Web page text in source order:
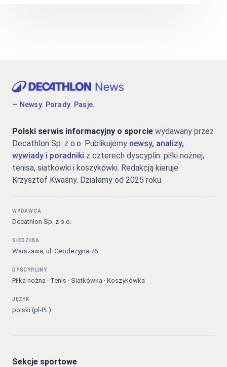
— Newsy. Porady. Pasje.
Polski serwis informacyjny o sporcie wydawany przez
Decathlon Sp. z o.o. Publikujemy newsy, analizy,
wywiady i poradniki z czterech dyscyplin: piłki nożnej,
tenisa, siatkówki i koszykówki. Redakcją kieruje
Krzysztof Kwaśny. Działamy od 2025 roku.
WYDAWCA
Decathlon Sp. z o.o.
SIEDZIBA
Warszawa, ul. Geodezyjna 76
DYSCYPLINY
Piłka nożna · Tenis · Siatkówka · Koszykówka
JĘZYK
polski (pl-PL)
Sekcje sportowe